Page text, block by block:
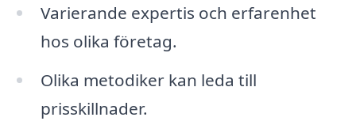
Varierande expertis och erfarenhet
hos olika företag.
Olika metodiker kan leda till
prisskillnader.